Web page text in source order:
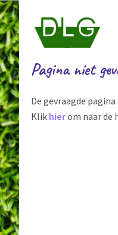
Pagina niet
De gevraagde
Klikhierom naar de